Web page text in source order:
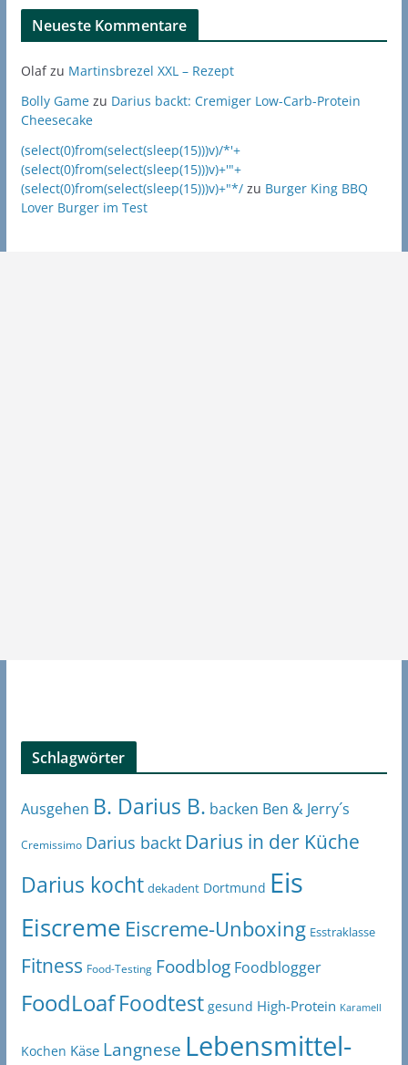
Neueste Kommentare
Olafzu Martinsbrezel XXL – Rezept
Bolly Gamezu Darius backt: Cremiger Low-Carb-Protein
Cheesecake
(select(0)from(select(sleep(15)))v)/*'+
(select(0)from(select(sleep(15)))v)+'"+
(select(0)from(select(sleep(15)))v)+"*/zu Burger King BBQ
Lover Burger im Test
Schlagwörter
Ausgehen B. Darius B. backen Ben & Jerry´s
Cremissimo Darius backt Darius in der Küche
Darius kocht dekadent Dortmund Eis
Eiscreme Eiscreme-Unboxing Esstraklasse
Fitness Food-Testing Foodblog Foodblogger
FoodLoaf Foodtest gesund High-Protein Karamell
Kochen Käse Langnese Lebensmittel-